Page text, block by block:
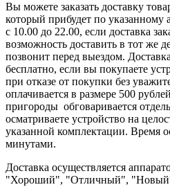
Вы можете заказать доставку
который прибудет по указанному
с 10.00 до 22.00, если доставка
возможность доставить в тот же
позвонит перед выездом.
бесплатно, если вы покупаете
при отказе от покупки без
оплачивается в размере 500
пригороды обговаривается
осматриваете устройство на
указанной комплектации. Время
минутами.
Доставка осуществляется
"Хороший", "Отличный",